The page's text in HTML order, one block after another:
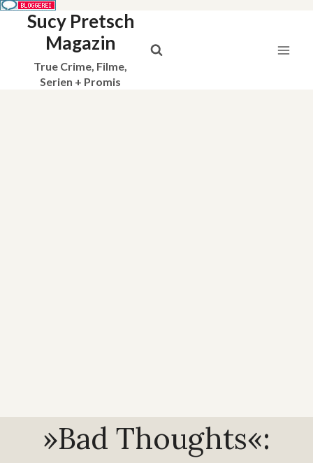
Sucy Pretsch
Magazin
True Crime, Filme,
Serien + Promis
»Bad Thoughts«: